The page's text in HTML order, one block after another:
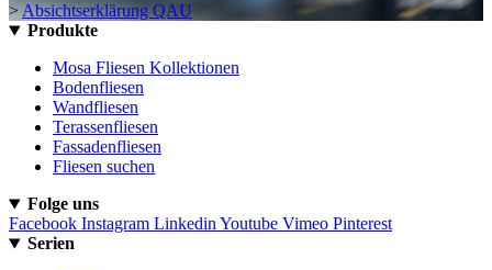
>Absichtserklärung QAU
Produkte
Mosa Fliesen Kollektionen
Bodenfliesen
Wandfliesen
Terassenfliesen
Fassadenfliesen
Fliesen suchen
Folge uns
Facebook Instagram Linkedin Youtube Vimeo Pinterest
Serien